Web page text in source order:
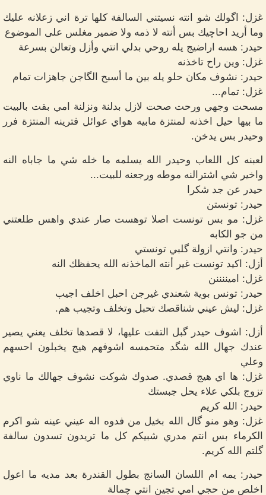
غزل: اگولك شو انته نسيتني السالفة كلها ترة اني زعلانه عليك
وما أريد احاچيك بس أنته لا ذمه ولا ضمير مغلس على الموضوع
حيدر: هسه اراضيج يله روحي بدلي انتي وأزل وتعالن بسرعة
غزل: وين راح تاخذنه
حيدر: نشوف مكان حلو يله بين ما أسبح الگاجن جاهزات تمام
غزل: تمام...
مسحت وجهي ورحت صحت لازل بدلنة ونزلنة امي بقت بالبيت
ما بيها حيل اخذنه لمنتزة مابيه هواي عوائل فترينه المنتزة فرر
وحيدر بس يدخن.
لعبنه كل اللعاب وحيدر الله يسلمه ما خله شي ما جاباه النه
واخير شي اشترالنه موطه ورجعنه للبيت...
حيدر عن جد شكرا
حيدر: تونستن
غزل: مو بس تونست اصلا توهست صار عندي واهس طلعتني
من جو الكابه
حيدر: وانتي ازولة گلبي تونستي
أزل: اكيد تونست غير أنته الماخذنه الله يحفظك النه
غزل: اميننننن
حيدر: تونس بوية شعندي غيرجن احبل اخلف اجيب
غزل: ليش عيني شناقصك تحبل وتخلف وتجيب هم.
أزل: اشوف حيدر گبل التفت عليها، لا قصدها تخلف يعني يصير
عندك جهال الله شگد متحمسه اشوفهم هيج يخبلون احسهم
وعلي
غزل: ها اي هيج قصدي. صدوك شوكت نشوف جهالك ما ناوي
تزوج بلكي علاء يحل جبستك
حيدر: الله كريم
غزل: وهو منو گال الله بخيل من فدوه اله عيني عينه شو اكرم
الكرماء بس انتم مدري شبيكم كل ما تريدون تسدون سالفة
گلتم الله كريم.
حيدر: يمه ام اللسان السانج بطول القندرة بعد مديه ما اعول
اخلص من حجي امي تجين انتي چمالة